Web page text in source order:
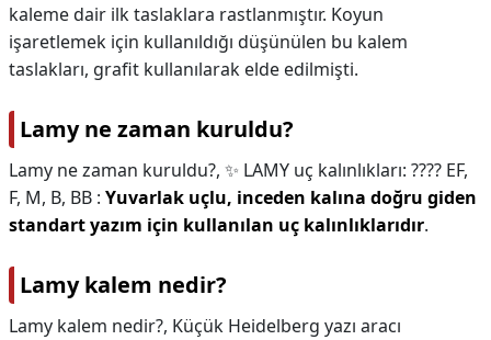
kaleme dair ilk taslaklara rastlanmıştır. Koyun
işaretlemek için kullanıldığı düşünülen bu kalem
taslakları, grafit kullanılarak elde edilmişti.
Lamy ne zaman kuruldu?
Lamy ne zaman kuruldu?, ✨ LAMY uç kalınlıkları: ????️ EF,
F, M, B, BB : Yuvarlak uçlu, inceden kalına doğru giden
standart yazım için kullanılan uç kalınlıklarıdır.
Lamy kalem nedir?
Lamy kalem nedir?, Küçük Heidelberg yazı aracı